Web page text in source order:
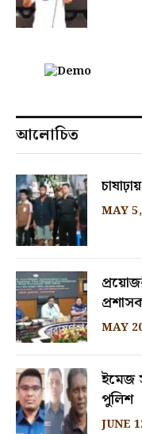
আলোচিত
MAY
MAY
ইমেজ
পুলিশ
JUNE